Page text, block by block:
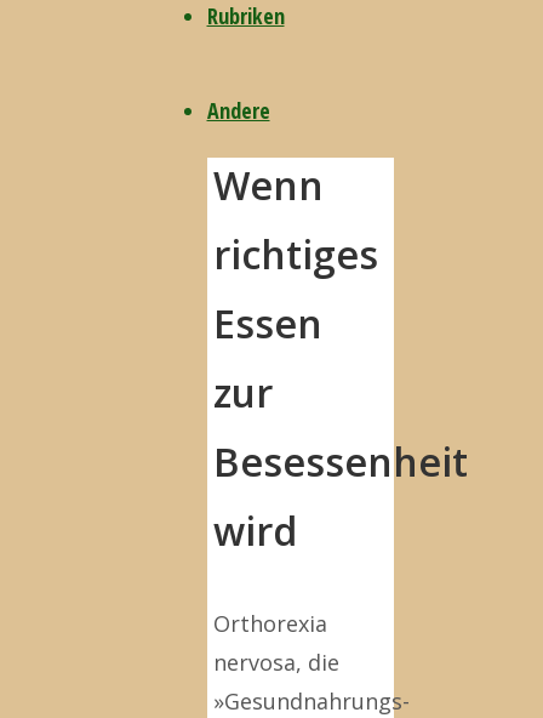
Rubriken
Andere
Wenn
richtiges
Essen
zur
Besessenheit
wird
Orthorexia
nervosa, die
»Gesundnahrungs-